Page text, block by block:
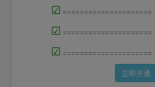
☑ =====================
☑ =====================
☑ =====================
立即开通